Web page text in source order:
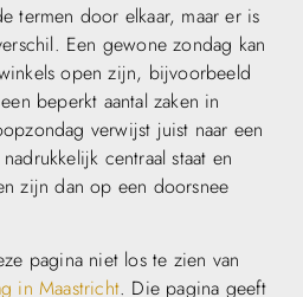
termen door elkaar, maar er is
Een gewone zondag kan
open zijn, bijvoorbeeld
beperkt aantal zaken in
verwijst juist naar een
centraal staat en
zijn dan op een doorsnee
pagina niet los te zien van
in Maastricht. Die pagina geeft